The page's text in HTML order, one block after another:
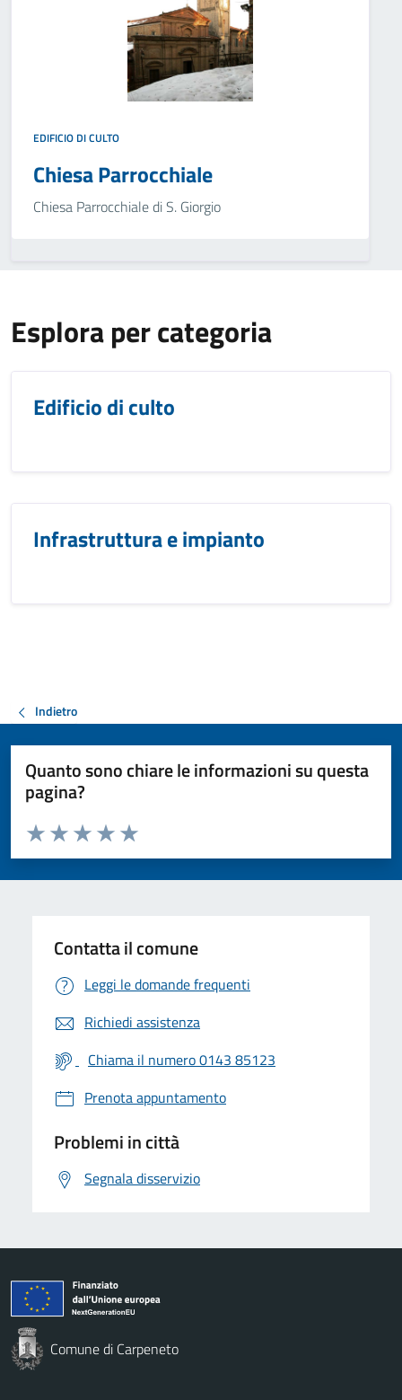
EDIFICIO DI CULTO
Chiesa Parrocchiale
Chiesa Parrocchiale di S. Giorgio
Esplora per categoria
Edificio di culto
Infrastruttura e impianto
Indietro
Quanto sono chiare le informazioni su questa
pagina?
Valuta da 1 a 5 stelle la pagina
Valuta 5 stelle su 5
Valuta 4 stelle su 5
Valuta 3 stelle su 5
Valuta 2 stelle su 5
Valuta 1 stelle su 5
Contatta il comune
Leggi le domande frequenti
Richiedi assistenza
Chiama il numero 0143 85123
Prenota appuntamento
Problemi in città
Segnala disservizio
Comune di Carpeneto